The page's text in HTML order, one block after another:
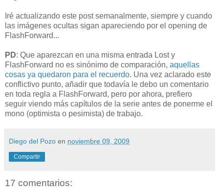
Iré actualizando este post semanalmente, siempre y cuando
las imágenes ocultas sigan apareciendo por el opening de
FlashForward...
PD: Que aparezcan en una misma entrada Lost y
FlashForward no es sinónimo de comparación, aquellas
cosas ya quedaron para el recuerdo. Una vez aclarado este
conflictivo punto, añadir que todavía le debo un comentario
en toda regla a FlashForward, pero por ahora, prefiero
seguir viendo más capítulos de la serie antes de ponerme el
mono (optimista o pesimista) de trabajo.
Diego del Pozo en noviembre 09, 2009
Compartir
17 comentarios: